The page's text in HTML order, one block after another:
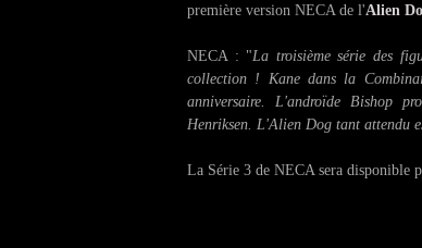
première version NECA de l'Alien
NECA : "La troisième série des
collection ! Kane dans la
anniversaire. L'androïde Bishop
Henriksen. L'Alien Dog tant attendu
La Série 3 de NECA sera disponible